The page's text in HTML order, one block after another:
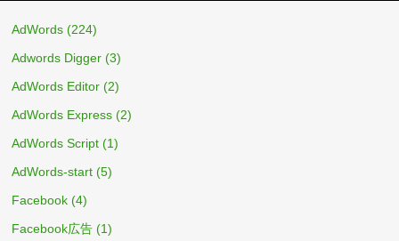
AdWords (224)
Adwords Digger (3)
AdWords Editor (2)
AdWords Express (2)
AdWords Script (1)
AdWords-start (5)
Facebook (4)
Facebook広告 (1)